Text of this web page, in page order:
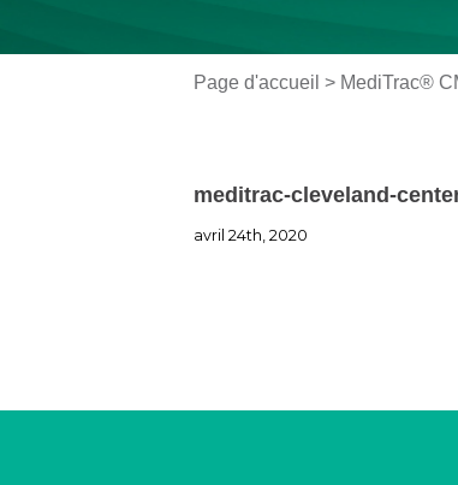
Page d'accueil > MediTrac®
meditrac-cleveland-
avril 24th, 2020